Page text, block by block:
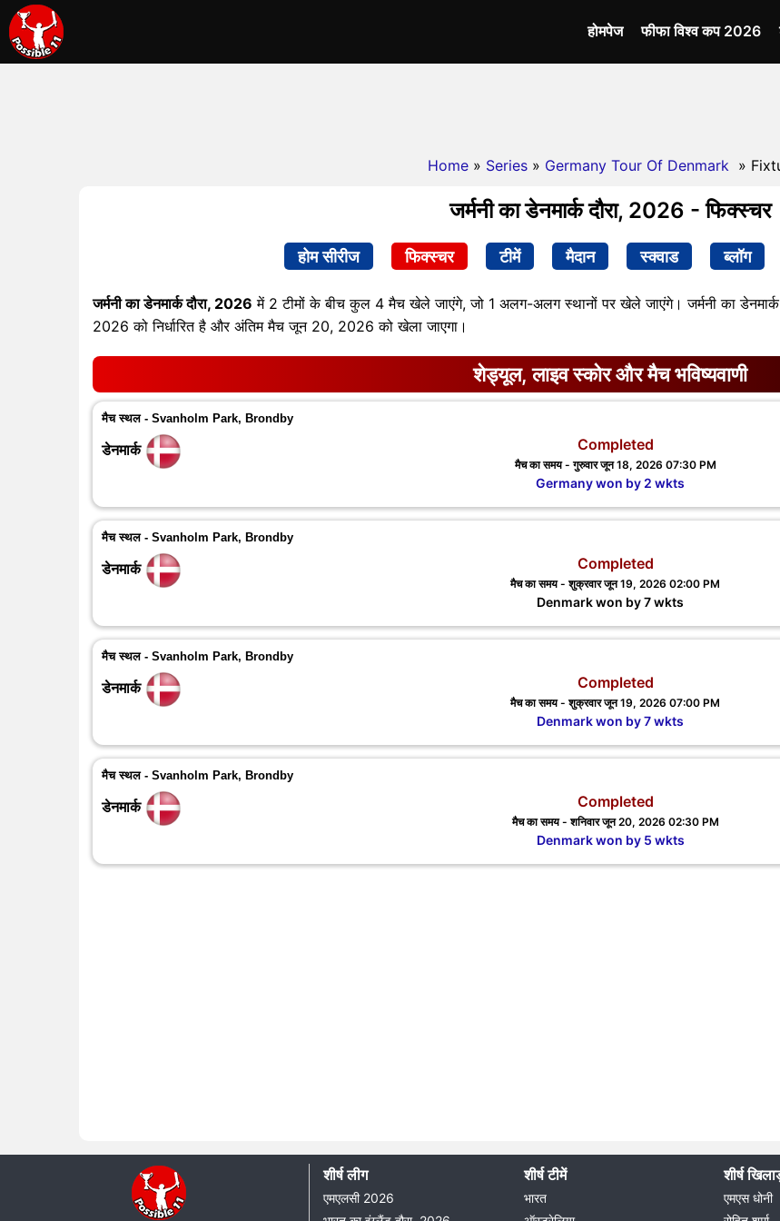
होमपेज फीफा विश्व कप 2026
Home » Series » Germany Tour Of Denmark »
जर्मनी का डेनमार्क दौरा, 2026 - फिक्स्चर
होम सीरीज फिक्स्चर टीमें मैदान स्क्वाड ब्लॉग
जर्मनी का डेनमार्क दौरा, 2026 में 2 टीमों के बीच कुल 4 मैच खेले जाएंगे, जो 1 अलग-अलग स्थानों पर खेले जाएंगे। जर्मनी का
2026 को निर्धारित है और अंतिम मैच जून 20, 2026 को खेला जाएगा।
शेड्यूल, लाइव स्कोर और मैच भविष्यवाणी
मैच स्थल - Svanholm Park, Brondby
डेनमार्क Completed
मैच का समय - गुरुवार जून 18, 2026 07:30 PM
Germany won by 2 wkts
मैच स्थल - Svanholm Park, Brondby
डेनमार्क Completed
मैच का समय - शुक्रवार जून 19, 2026 02:00 PM
Denmark won by 7 wkts
मैच स्थल - Svanholm Park, Brondby
डेनमार्क Completed
मैच का समय - शुक्रवार जून 19, 2026 07:00 PM
Denmark won by 7 wkts
मैच स्थल - Svanholm Park, Brondby
डेनमार्क Completed
मैच का समय - शनिवार जून 20, 2026 02:30 PM
Denmark won by 5 wkts
शीर्ष लीग
एमएलसी 2026
शीर्ष टीमें
भारत
शीर्ष
एमएस धोनी